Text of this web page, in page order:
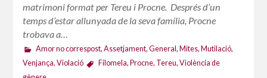
matrimoni format per Tereu i Procne. Després d’un
temps d’estar allunyada de la seva família, Procne
trobava a…
Amor no correspost, Assetjament, General , Mites, Mutilació,
Venjança,Violació Filomela, Procne, Tereu, Violència de